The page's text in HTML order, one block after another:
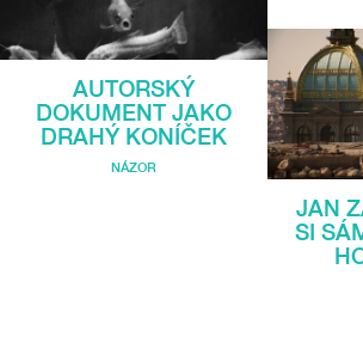
AUTORSKÝ
DOKUMENT JAKO
DRAHÝ KONÍČEK
NÁZOR
JAN
SI